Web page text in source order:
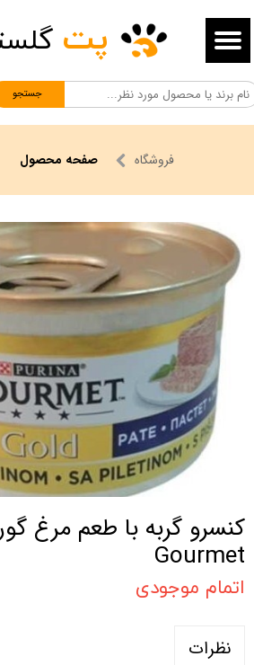
جستجو
پت
حساب کاربری من
تغییر گذر واژه
سفارشات
خروج از حساب کاربری
فروشگاه صفحه محصول
کنسرو گربه با طعم مرغ
Gourmet
اتمام موجودی
نظرات